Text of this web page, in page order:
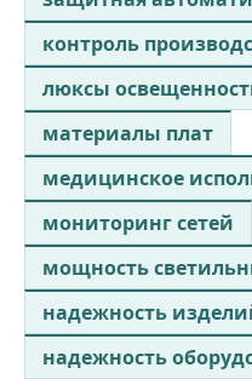
контроль
люксы
материалы плат
медицинское
мониторинг сетей
мощность
надежность
надежность